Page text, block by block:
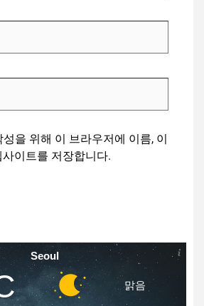
을 위해 이 브라우저에 이름, 이
이트를 저장합니다.
Seoul
맑음